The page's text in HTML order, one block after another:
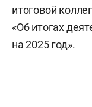
итоговой
«Об итогах
на 2025 год».